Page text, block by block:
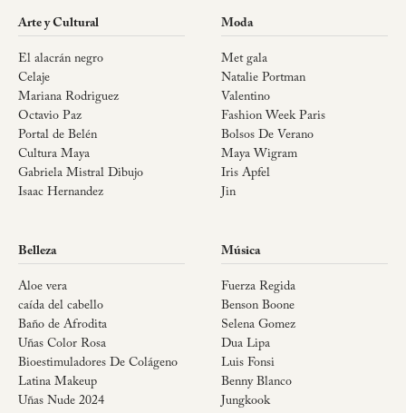
Arte y Cultural
El alacrán negro
Celaje
Mariana Rodriguez
Octavio Paz
Portal de Belén
Cultura Maya
Gabriela Mistral Dibujo
Isaac Hernandez
Moda
Met gala
Natalie Portman
Valentino
Fashion Week Paris
Bolsos De Verano
Maya Wigram
Iris Apfel
Jin
Belleza
Aloe vera
caída del cabello
Baño de Afrodita
Uñas Color Rosa
Bioestimuladores De Colágeno
Latina Makeup
Uñas Nude 2024
Música
Fuerza Regida
Benson Boone
Selena Gomez
Dua Lipa
Luis Fonsi
Benny Blanco
Jungkook